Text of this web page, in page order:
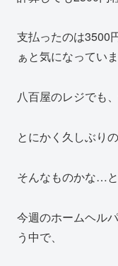
支払ったのは3500
ぁと気になっていま
八百屋のレジでも
とにかく久しぶり
そんなものかな…と
今週のホームヘル
う中で、